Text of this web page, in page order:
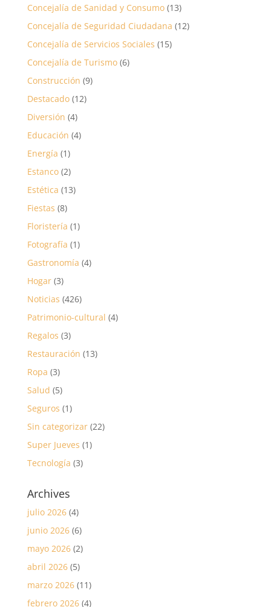
Concejalía de Sanidad y Consumo(13)
Concejalía de Seguridad Ciudadana (12)
Concejalía de Servicios Sociales (15)
Concejalía de Turismo(6)
Construcción (9)
Destacado(12)
Diversión (4)
Educación (4)
Energía (1)
Estanco(2)
Estética (13)
Fiestas (8)
Floristería (1)
Fotografía (1)
Gastronomía (4)
Hogar(3)
Noticias (426)
Patrimonio-cultural (4)
Regalos (3)
Restauración (13)
Ropa (3)
Salud (5)
Seguros (1)
Sin categorizar(22)
Super Jueves (1)
Tecnología (3)
Archives
julio 2026(4)
junio 2026(6)
mayo 2026(2)
abril 2026(5)
marzo 2026(11)
febrero 2026(4)